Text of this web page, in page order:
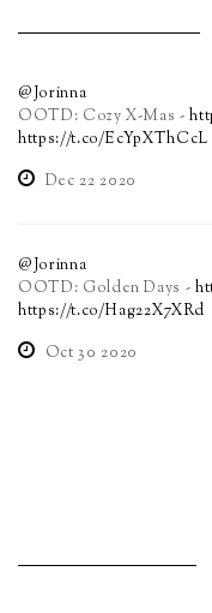
@Jorinna
OOTD: Cozy X-Mas -
https://t.co/EcYpXThCcL
Dec 22 2020
@Jorinna
OOTD: Golden Days -
https://t.co/Hag22X7XRd
Oct 30 2020